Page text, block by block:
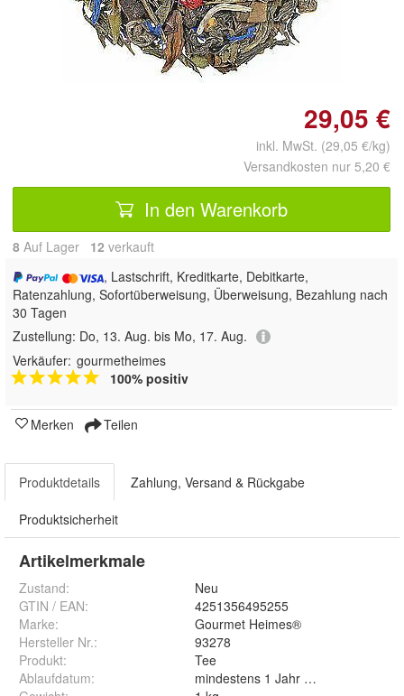
Doppelt antippen zum
vergrößern
29,05 €
inkl. MwSt. (29,05 €/kg)
Versandkosten nur 5,20 €
In den Warenkorb
8 Auf Lager 12 verkauft
, Lastschrift, Kreditkarte, Debitkarte,
Ratenzahlung, Sofortüberweisung, Überweisung, Bezahlung nach
30 Tagen
Zustellung: Do, 13. Aug. bis Mo, 17. Aug.
Verkäufer: gourmetheimes
100% positiv
Merken Teilen
Produktdetails Zahlung, Versand & Rückgabe
Produktsicherheit
Artikelmerkmale
Zustand:
Neu
GTIN / EAN:
4251356495255
Marke:
Gourmet Heimes®
Hersteller Nr.:
93278
Produkt:
Tee
Ablaufdatum:
mindestens 1 Jahr nach Lieferung